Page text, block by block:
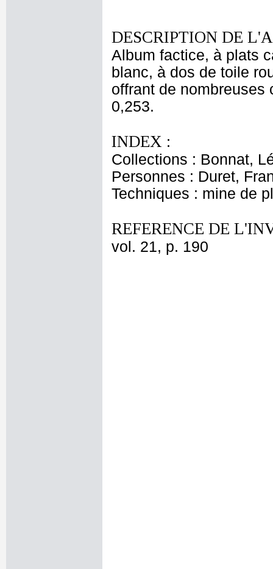
DESCRIPTION DE
Album factice, à plats
blanc, à dos de toile
offrant de nombreuses
0,253.
INDEX :
Collections : Bonnat,
Personnes : Duret,
Techniques : mine de
REFERENCE DE
vol. 21, p. 190